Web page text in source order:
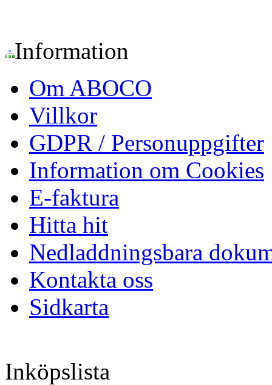
Information
Om ABOCO
Villkor
GDPR / Personuppgifter
Information om Cookies
E-faktura
Hitta hit
Nedladdningsbara
Kontakta oss
Sidkarta
Inköpslista